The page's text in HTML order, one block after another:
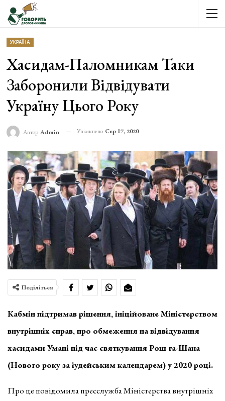
УКРАЇНА
Хасидам-Паломникам Таки
Заборонили Відвідувати
Україну Цього Року
Автор Admin Увімкнено Сер 17, 2020
Поділіться
Кабмін підтримав рішення, ініційоване Міністерством
внутрішніх справ, про обмеження на відвідування
хасидами Умані під час святкування Рош га-Шана
(Нового року за іудейським календарем) у 2020 році.
Про це повідомила пресслужба Міністерства внутрішніх